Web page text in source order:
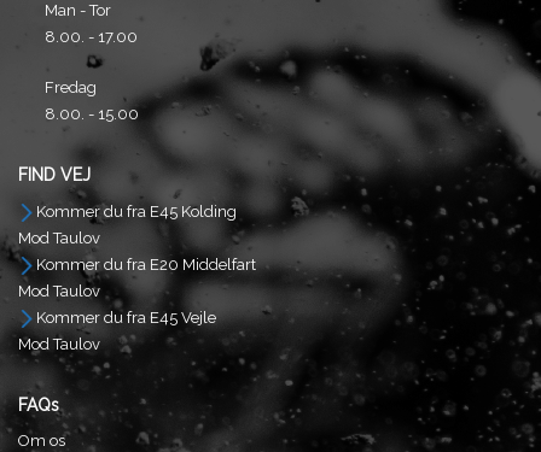
Man - Tor
8.00. - 17.00
Fredag
8.00. - 15.00
FIND VEJ
Kommer du fra E45 Kolding
Mod Taulov
Kommer du fra E20 Middelfart
Mod Taulov
Kommer du fra E45 Vejle
Mod Taulov
FAQs
Om os